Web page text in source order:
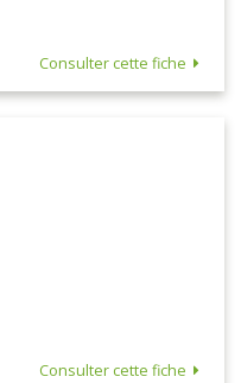
Consulter cette fiche
Consulter cette fiche